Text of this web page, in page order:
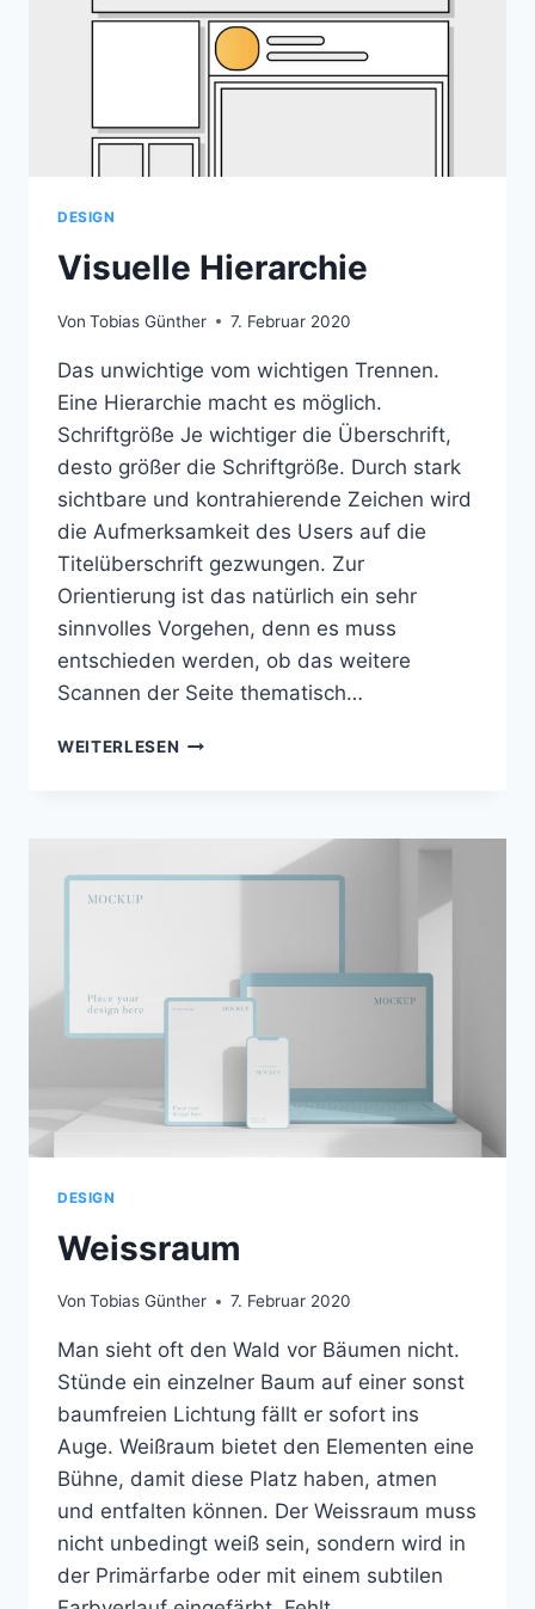
DESIGN
Visuelle Hierarchie
Von Tobias Günther 7. Februar 2020
Das unwichtige vom wichtigen Trennen.
Eine Hierarchie macht es möglich.
Schriftgröße Je wichtiger die Überschrift,
desto größer die Schriftgröße. Durch stark
sichtbare und kontrahierende Zeichen wird
die Aufmerksamkeit des Users auf die
Titelüberschrift gezwungen. Zur
Orientierung ist das natürlich ein sehr
sinnvolles Vorgehen, denn es muss
entschieden werden, ob das weitere
Scannen der Seite thematisch…
WEITERLESEN VISUELLE
DESIGN
Weissraum
Von Tobias Günther 7. Februar 2020
Man sieht oft den Wald vor Bäumen nicht.
Stünde ein einzelner Baum auf einer sonst
baumfreien Lichtung fällt er sofort ins
Auge. Weißraum bietet den Elementen eine
Bühne, damit diese Platz haben, atmen
und entfalten können. Der Weissraum muss
nicht unbedingt weiß sein, sondern wird in
der Primärfarbe oder mit einem subtilen